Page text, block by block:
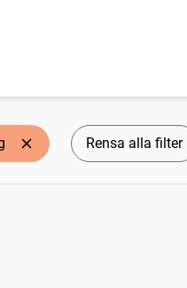
Rensa alla filter